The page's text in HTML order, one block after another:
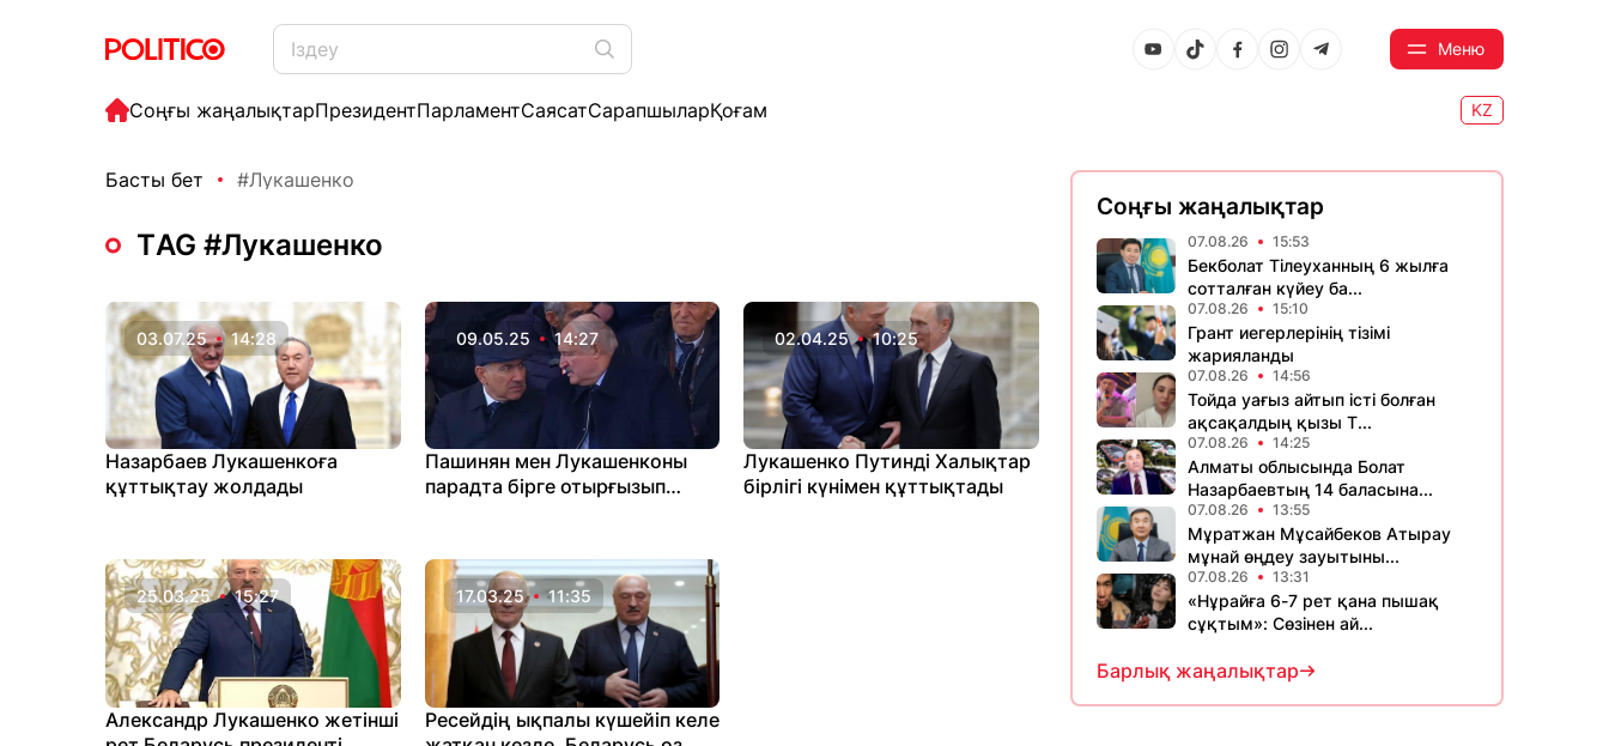
Меню
Соңғы жаңалықтарПрезидентПарламентСаясатСарапшыларҚоғам KZ
Басты бет #Лукашенко
ТAG #Лукашенко
03.07.25 14:28
Назарбаев Лукашенкоға
құттықтау жолдады
09.05.25 14:27
Пашинян мен Лукашенконы
парадта бірге отырғызып
02.04.25 10:25
Лукашенко Путинді Халықтар
бірлігі күнімен құттықтады
25.03.25 15:27
Александр Лукашенко жетінші
17.03.25 11:35
Ресейдің ықпалы күшейіп келе
Соңғы жаңалықтар
07.08.26 15:53
Бекболат Тілеуханның 6 жылға
сотталған күйеу ба...
07.08.26 15:10
Грант иегерлерінің тізімі
жарияланды
07.08.26 14:56
Тойда уағыз айтып істі болған
ақсақалдың қызы Т...
07.08.26 14:25
Алматы облысында Болат
Назарбаевтың 14 баласына...
07.08.26 13:55
Мұратжан Мұсайбеков Атырау
мұнай өңдеу зауытыны...
07.08.26 13:31
«Нұрайға 6-7 рет қана пышақ
сұқтым»: Сөзінен ай...
Барлық жаңалықтар